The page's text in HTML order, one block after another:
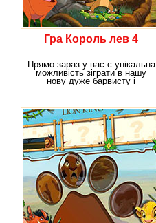
Гра Король лев 4
Прямо зараз у вас є унікальна
можливість зіграти в нашу
нову дуже барвисту і